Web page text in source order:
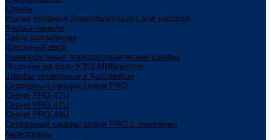
Стенки
Уголки опорные (направляющие) для шкафов
Фальш-панели
Шина заземления
Щеточный ввод
Универсальные электротехнические шкафы
Решения на базе УЭШ МИКсистем
Шкафы серверные и Колокейшн
Серверные шкафы серия PRO
Серия PRO 42U
Серия PRO 47U
Серия PRO 48U
Серверные шкафы серии PRO с ламелями
Аксессуары